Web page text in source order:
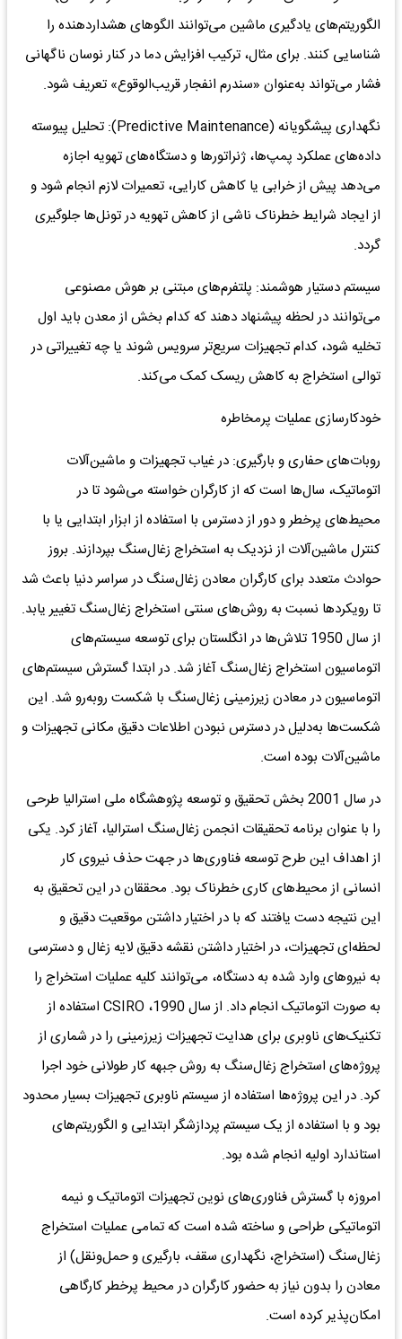
الگوریتم‌های یادگیری ماشین می‌توانند الگوهای هشداردهنده را
شناسایی کنند. برای مثال، ترکیب افزایش دما در کنار نوسان ناگهانی
فشار می‌تواند به‌عنوان «سندرم انفجار قریب‌الوقوع» تعریف شود.
نگهداری پیشگویانه (Predictive Maintenance): تحلیل پیوسته
داده‌های عملکرد پمپ‌ها، ژنراتور‌ها و دستگاه‌های تهویه اجازه
می‌دهد پیش از خرابی یا کاهش کارایی، تعمیرات لازم انجام شود و
از ایجاد شرایط خطرناک ناشی از کاهش تهویه در تونل‌ها جلوگیری
گردد.
سیستم دستیار هوشمند: پلتفرم‌های مبتنی بر هوش مصنوعی
می‌توانند در لحظه پیشنهاد دهند که کدام بخش از معدن باید اول
تخلیه شود، کدام تجهیزات سریع‌تر سرویس شوند یا چه تغییراتی در
توالی استخراج به کاهش ریسک کمک می‌کند.
خودکارسازی عملیات پرمخاطره
روبات‌های حفاری و بارگیری: در غیاب تجهیزات و ماشین‌آلات
اتوماتیک، سال‌ها است که از کارگران خواسته می‌شود تا در
محیط‌های پرخطر و دور از دسترس با استفاده از ابزار ابتدایی یا با
کنترل ماشین‌آلات از نزدیک به استخراج زغال‌سنگ بپردازند. بروز
حوادث متعدد برای کارگران معادن زغال‌سنگ در سراسر دنیا باعث شد
تا رویکردها نسبت به روش‌های سنتی استخراج زغال‌سنگ تغییر یابد.
از سال 1950 تلاش‌ها در انگلستان برای توسعه سیستم‌های
اتوماسیون استخراج زغال‌سنگ آغاز شد. در ابتدا گسترش سیستم‌های
اتوماسیون در معادن زیر‌زمینی زغال‌سنگ با شکست روبه‌رو شد. این
شکست‌ها به‌دلیل در دسترس نبودن اطلاعات دقیق مکانی تجهیزات و
ماشین‌آلات بوده است.
در سال 2001 بخش تحقیق و توسعه پژوهشگاه ملی استرالیا طرحی
را با عنوان برنامه تحقیقات انجمن زغال‌سنگ استرالیا، آغاز کرد. یکی
از اهداف این طرح توسعه فناوری‌ها در جهت حذف نیروی کار
انسانی از محیط‌های کاری خطرناک بود. محققان در این تحقیق به
این نتیجه دست یافتند که با در اختیار داشتن موقعیت دقیق و
لحظه‌ای تجهیزات، در اختیار داشتن نقشه دقیق لایه زغال و دسترسی
به نیروهای وارد شده به دستگاه، می‌توانند کلیه عملیات استخراج را
به صورت اتوماتیک انجام داد. از سال 1990، CSIRO استفاده از
تکنیک‌های ناوبری برای هدایت تجهیزات زیرزمینی را در شماری از
پروژه‌های استخراج زغال‌سنگ به روش جبهه کار طولانی خود اجرا
کرد. در این پروژه‌ها استفاده از سیستم ناوبری تجهیزات بسیار محدود
بود و با استفاده از یک سیستم پردازشگر ابتدایی و الگوریتم‌های
استاندارد اولیه انجام شده بود.
امروزه با گسترش فناوری‌های نوین تجهیزات اتوماتیک و نیمه
اتوماتیکی طراحی و ساخته شده است که تمامی عملیات استخراج
زغال‌سنگ (استخراج، نگهداری سقف، بارگیری و حمل‌ونقل) از
معادن را بدون نیاز به حضور کارگران در محیط پرخطر کارگاهی
امکان‌پذیر کرده است.